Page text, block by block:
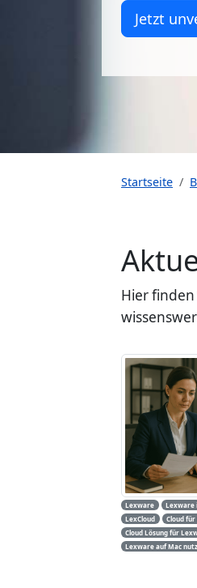
Jetzt
Startseite
Hier
Lexware
Lexware
LexCloud
Cloud
Cloud Lösung für
Lexware auf Mac